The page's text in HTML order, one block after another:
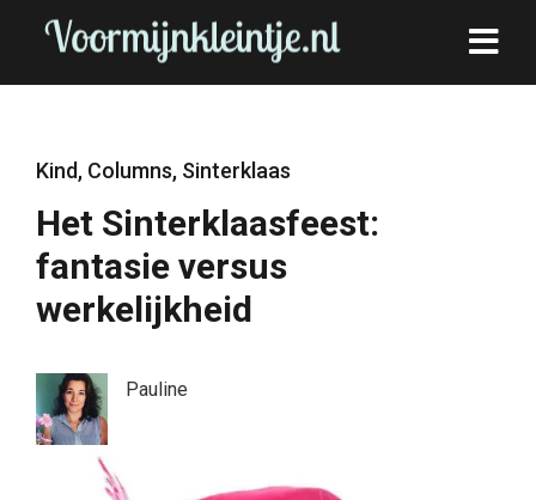
Kind, Columns, Sinterklaas
Het Sinterklaasfeest:
fantasie versus
werkelijkheid
Pauline